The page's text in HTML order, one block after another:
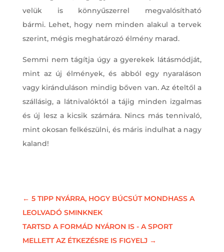
velük is könnyűszerrel megvalósítható
bármi. Lehet, hogy nem minden alakul a tervek
szerint, mégis meghatározó élmény marad.
Semmi nem tágítja úgy a gyerekek látásmódját,
mint az új élmények, és abból egy nyaraláson
vagy kiránduláson mindig bőven van. Az ételtől a
szállásig, a látnivalóktól a tájig minden izgalmas
és új lesz a kicsik számára. Nincs más tennivaló,
mint okosan felkészülni, és máris indulhat a nagy
kaland!
← 5 TIPP NYÁRRA, HOGY BÚCSÚT MONDHASS A
LEOLVADÓ SMINKNEK
TARTSD A FORMÁD NYÁRON IS - A SPORT
MELLETT AZ ÉTKEZÉSRE IS FIGYELJ→